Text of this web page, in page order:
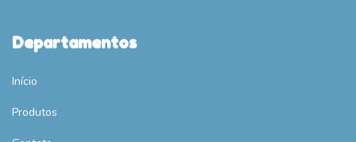
Departamentos
Início
Produtos